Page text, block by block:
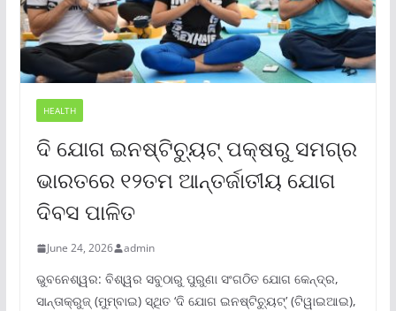
HEALTH
ଦି ଯୋଗ ଇନଷ୍ଟିଚ୍ୟୁଟ୍ ପକ୍ଷରୁ ସମଗ୍ର
ଭାରତରେ ୧୨ତମ ଆନ୍ତର୍ଜାତୀୟ ଯୋଗ
ଦିବସ ପାଳିତ
June 24, 2026 admin
ଭୁବନେଶ୍ୱର: ବିଶ୍ୱର ସବୁଠାରୁ ପୁରୁଣା ସଂଗଠିତ ଯୋଗ କେନ୍ଦ୍ର,
ସାନ୍ତାକ୍ରୁଜ୍ (ମୁମ୍ବାଇ) ସ୍ଥିତ ‘ଦି ଯୋଗ ଇନଷ୍ଟିଚ୍ୟୁଟ୍‌’ (ଟିୱାଇଆଇ),